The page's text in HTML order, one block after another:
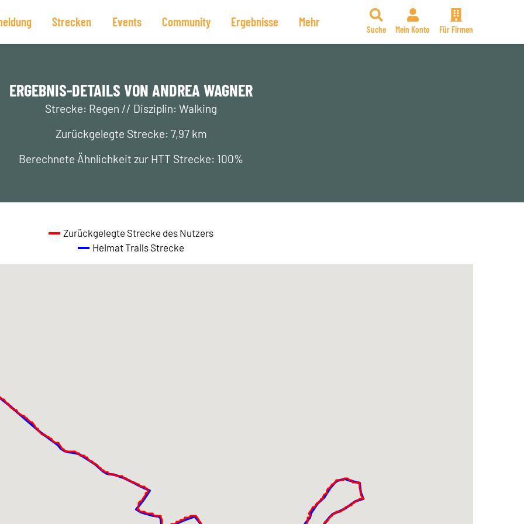
Strecken Events Community Ergebnisse Mehr
Suche Mein Konto Für Firmen
ERGEBNIS-DETAILS VON ANDREA WAGNER
Strecke: Regen // Disziplin: Walking
Zurückgelegte Strecke: 7,97 km
Berechnete Ähnlichkeit zur HTT Strecke: 100%
Zurückgelegte Strecke des Nutzers
Heimat Trails Strecke